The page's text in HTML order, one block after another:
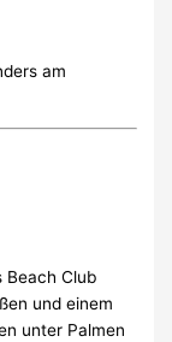
am
Beach Club
und einem
unter Palmen